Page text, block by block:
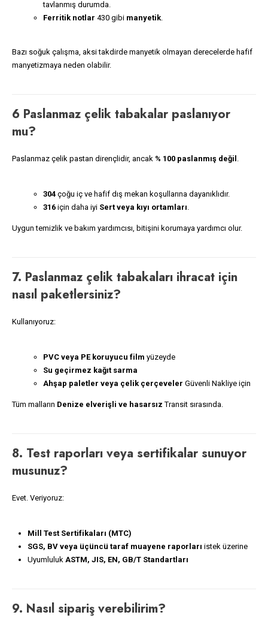
tavlanmış durumda.
Ferritik notlar 430 gibi manyetik.
Bazı soğuk çalışma, aksi takdirde manyetik olmayan derecelerde hafif
manyetizmaya neden olabilir.
6 Paslanmaz çelik tabakalar paslanıyor
mu?
Paslanmaz çelik pastan dirençlidir, ancak % 100 paslanmış değil .
304 çoğu iç ve hafif dış mekan koşullarına dayanıklıdır.
316 için daha iyi Sert veya kıyı ortamları.
Uygun temizlik ve bakım yardımcısı, bitişini korumaya yardımcı olur.
7. Paslanmaz çelik tabakaları ihracat için
nasıl paketlersiniz?
Kullanıyoruz:
PVC veya PE koruyucu film yüzeyde
Su geçirmez kağıt sarma
Ahşap paletler veya çelik çerçeveler Güvenli Nakliye için
Tüm malların Denize elverişli ve hasarsız Transit sırasında.
8. Test raporları veya sertifikalar sunuyor
musunuz?
Evet. Veriyoruz:
Mill Test Sertifikaları (MTC)
SGS, BV veya üçüncü taraf muayene raporları istek üzerine
Uyumluluk ASTM, JIS, EN, GB/T Standartları
9. Nasıl sipariş verebilirim?